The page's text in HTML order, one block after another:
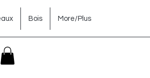
Bois More/Plus